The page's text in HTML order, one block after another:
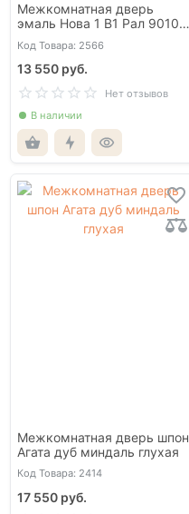
Межкомнатная дверь
эмаль Нова 1 В1 Рал 9010
глухая
Код Товара: 2566
13 550 руб.
Нет отзывов
В наличии
Межкомнатная дверь шпон
Агата дуб миндаль глухая
Код Товара: 2414
17 550 руб.